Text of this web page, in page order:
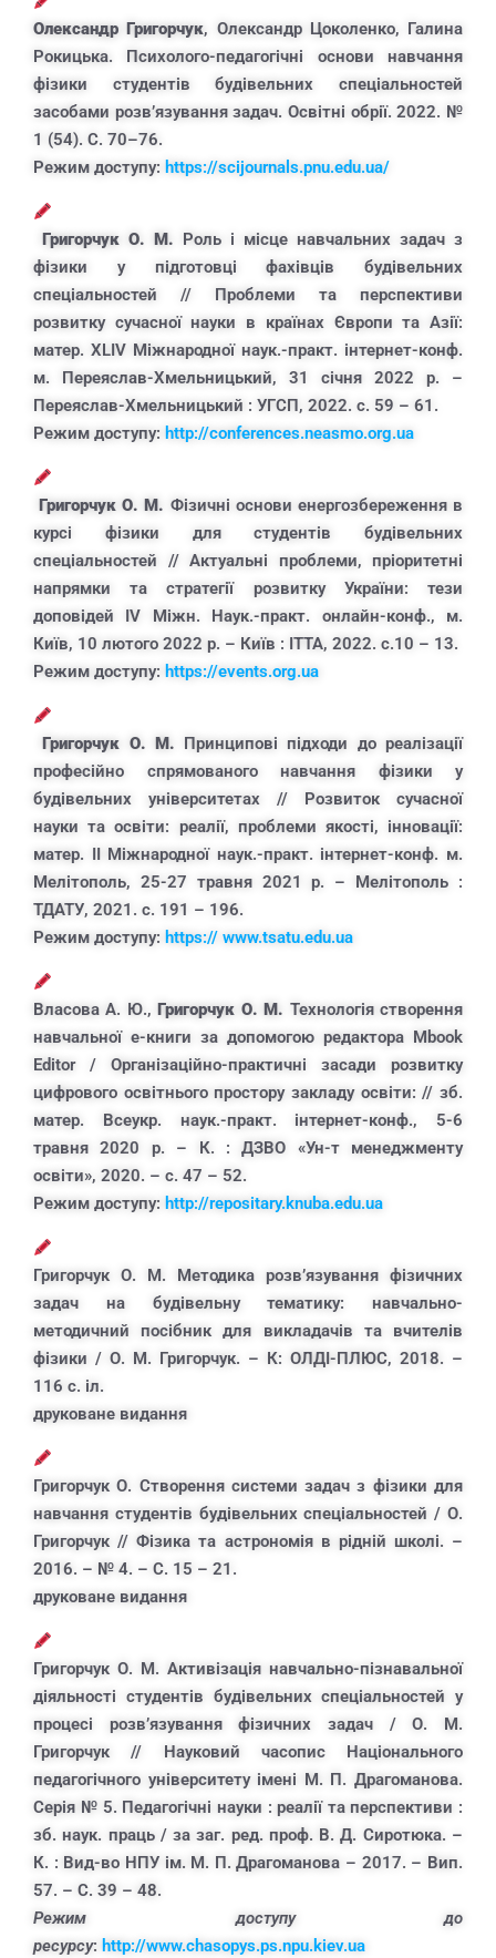
Олександр Григорчук, Олександр Цоколенко, Галина
Рокицька. Психолого-педагогічні основи навчання
фізики студентів будівельних спеціальностей
засобами розв’язування задач. Освітні обрії. 2022. №
1 (54). С. 70–76.
Режим доступу: https://scijournals.pnu.edu.ua/
Григорчук О. М. Роль і місце навчальних задач з
фізики у підготовці фахівців будівельних
спеціальностей // Проблеми та перспективи
розвитку сучасної науки в країнах Європи та Азії:
матер. XLІV Міжнародної наук.-практ. інтернет-конф.
м. Переяслав-Хмельницький, 31 січня 2022 р. –
Переяслав-Хмельницький : УГСП, 2022. с. 59 – 61.
Режим доступу: http://conferences.neasmo.org.ua
Григорчук О. М. Фізичні основи енергозбереження в
курсі фізики для студентів будівельних
спеціальностей // Актуальні проблеми, пріоритетні
напрямки та стратегії розвитку України: тези
доповідей ІV Міжн. Наук.-практ. онлайн-конф., м.
Київ, 10 лютого 2022 р. – Київ : ІТТА, 2022. с.10 – 13.
Режим доступу: https://events.org.ua
Григорчук О. М. Принципові підходи до реалізації
професійно спрямованого навчання фізики у
будівельних університетах // Розвиток сучасної
науки та освіти: реалії, проблеми якості, інновації:
матер. ІІ Міжнародної наук.-практ. інтернет-конф. м.
Мелітополь, 25-27 травня 2021 р. – Мелітополь :
ТДАТУ, 2021. с. 191 – 196.
Режим доступу: https:// www.tsatu.edu.ua
Власова А. Ю.,Григорчук О. М. Технологія створення
навчальної е-книги за допомогою редактора Mbook
Editor / Організаційно-практичні засади розвитку
цифрового освітнього простору закладу освіти: // зб.
матер. Всеукр. наук.-практ. інтернет-конф., 5-6
травня 2020 р. – К. : ДЗВО «Ун-т менеджменту
освіти», 2020. – с. 47 – 52.
Режим доступу: http://repositary.knuba.edu.ua
Григорчук О. М. Методика розв’язування фізичних
задач на будівельну тематику: навчально-
методичний посібник для викладачів та вчителів
фізики / О. М. Григорчук. – К: ОЛДІ-ПЛЮС, 2018. –
116 с. іл.
друковане видання
Григорчук О. Створення системи задач з фізики для
навчання студентів будівельних спеціальностей / О.
Григорчук // Фізика та астрономія в рідній школі. –
2016. – № 4. – С. 15 – 21.
друковане видання
Григорчук О. М. Активізація навчально-пізнавальної
діяльності студентів будівельних спеціальностей у
процесі розв’язування фізичних задач / О. М.
Григорчук // Науковий часопис Національного
педагогічного університету імені М. П. Драгоманова.
Серія № 5. Педагогічні науки : реалії та перспективи :
зб. наук. праць / за заг. ред. проф. В. Д. Сиротюка. –
К. : Вид-во НПУ ім. М. П. Драгоманова – 2017. – Вип.
57. – С. 39 – 48.
Режим доступу до
ресурсу: http://www.chasopys.ps.npu.kiev.ua